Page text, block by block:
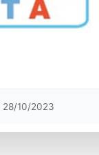
28/10/2023